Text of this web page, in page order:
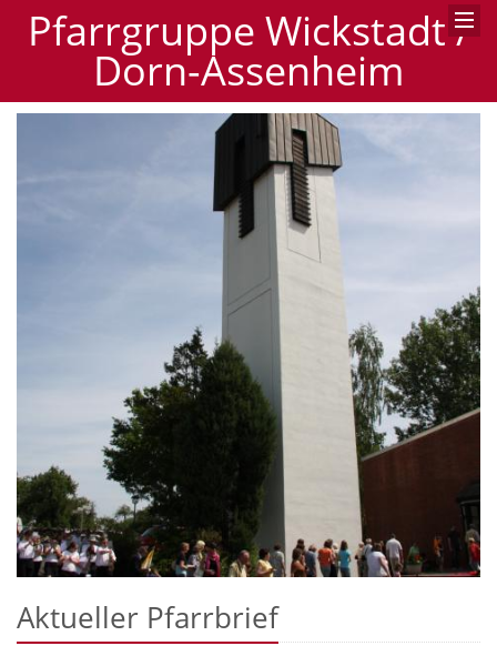
Pfarrgruppe Wickstadt /
Dorn-Assenheim
Aktueller Pfarrbrief